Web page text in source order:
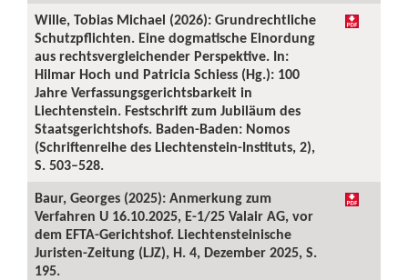
Wille, Tobias Michael (2026): Grundrechtliche
Schutzpflichten. Eine dogmatische Einordung
aus rechtsvergleichender Perspektive. In:
Hilmar Hoch und Patricia Schiess (Hg.): 100
Jahre Verfassungsgerichtsbarkeit in
Liechtenstein. Festschrift zum Jubiläum des
Staatsgerichtshofs. Baden-Baden: Nomos
(Schriftenreihe des Liechtenstein-Instituts, 2),
S. 503–528.
Baur, Georges (2025): Anmerkung zum
Verfahren U 16.10.2025, E-1/25 Valair AG, vor
dem EFTA-Gerichtshof. Liechtensteinische
Juristen-Zeitung (LJZ), H. 4, Dezember 2025, S.
195.